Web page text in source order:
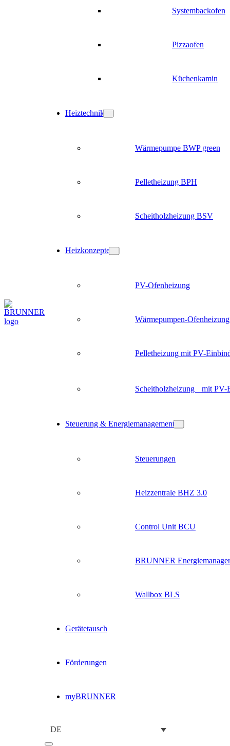
Systembackofen
Pizzaofen
Küchenkamin
Heiztechnik
Wärmepumpe BWP green
Pelletheizung BPH
Scheitholzheizung BSV
Heizkonzepte
PV-Ofenheizung
Wärmepumpen-Ofenheizung
Pelletheizung mit PV-
Scheitholzheizung mit PV-
Steuerung & Energiemanagement
Steuerungen
Heizzentrale BHZ 3.0
Control Unit BCU
BRUNNER Energiemanager
Wallbox BLS
Gerätetausch
Förderungen
myBRUNNER
DE